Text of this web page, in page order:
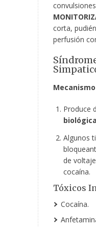
corta,
perfusión
Produce
Algunos
de
cocaína.
Tóxicos
Cocaína.